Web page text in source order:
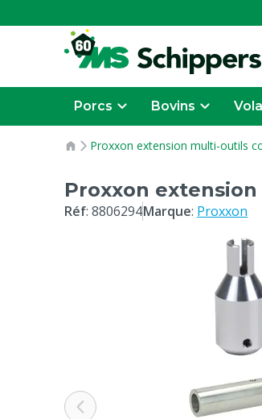
Porcs Bovins
Proxxon extension multi-outils
Proxxon
Réf: 8806294Marque: Proxxon